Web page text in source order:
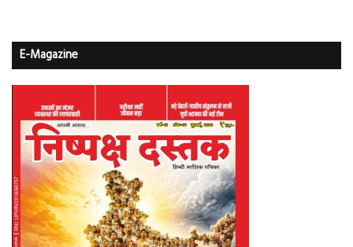
E-Magazine